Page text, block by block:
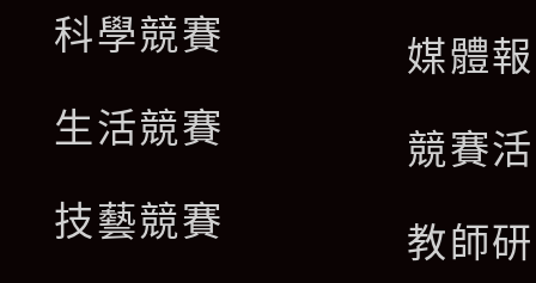
科學競賽
生活競賽
技藝競賽
媒體
競賽
教師